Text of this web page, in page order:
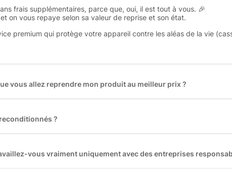
frais supplémentaires, parce que, oui, il est tout à vous. 🎉
on vous repaye selon sa valeur de reprise et son état.
premium qui protège votre appareil contre les aléas de la vie
vous allez reprendre mon produit au meilleur prix ?
?
vous vraiment uniquement avec des entreprises